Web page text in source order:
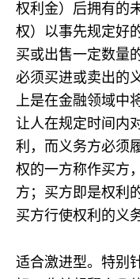
权利金）后拥有的
权）以事先规定好
买或出售一定数量
必须买进或卖出的
上是在金融领域中
让人在规定时间内
利，而义务方必须
权的一方称作买方
方；买方即是权利
买方行使权利的义
适合激进型。特别